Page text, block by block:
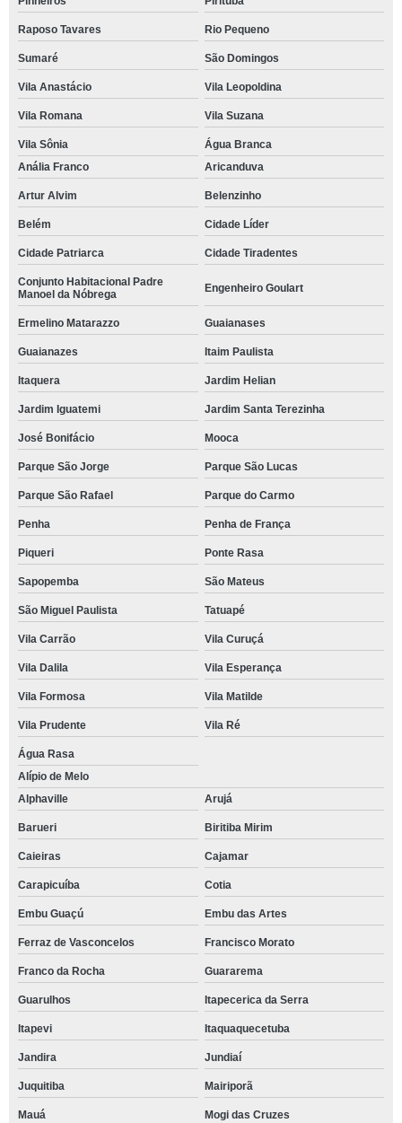
Raposo Tavares Rio Pequeno
Sumaré São Domingos
Vila Anastácio Vila Leopoldina
Vila Romana Vila Suzana
Vila Sônia
Água Branca
Anália Franco
Aricanduva
Artur Alvim Belenzinho
Belém Cidade Líder
Cidade Patriarca Cidade Tiradentes
Conjunto Habitacional Padre
Manoel da Nóbrega
Engenheiro Goulart
Ermelino Matarazzo Guaianases
Guaianazes Itaim Paulista
Itaquera Jardim Helian
Jardim Iguatemi Jardim Santa Terezinha
José Bonifácio Mooca
Parque São Jorge Parque São Lucas
Parque São Rafael Parque do Carmo
Penha Penha de França
Piqueri Ponte Rasa
Sapopemba São Mateus
São Miguel Paulista Tatuapé
Vila Carrão Vila Curuçá
Vila Dalila Vila Esperança
Vila Formosa Vila Matilde
Vila Prudente Vila Ré
Água Rasa
Alípio de Melo
Alphaville
Arujá
Barueri Biritiba Mirim
Caieiras Cajamar
Carapicuíba Cotia
Embu Guaçú Embu das Artes
Ferraz de Vasconcelos Francisco Morato
Franco da Rocha Guararema
Guarulhos Itapecerica da Serra
Itapevi Itaquaquecetuba
Jandira Jundiaí
Juquitiba Mairiporã
Mauá Mogi das Cruzes